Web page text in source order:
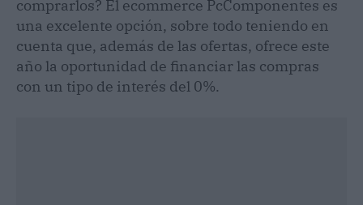
comprarlos? El ecommerce PcComponentes es
una excelente opción, sobre todo teniendo en
cuenta que, además de las ofertas, ofrece este
año la oportunidad de financiar las compras
con un tipo de interés del 0%.